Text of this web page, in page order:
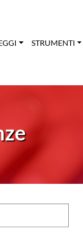
STRUMENTI